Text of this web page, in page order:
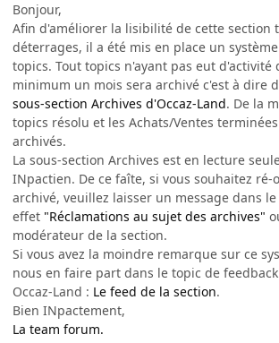
Bonjour,
Afin d'améliorer la lisibilité de cette section
déterrages, il a été mis en place un
topics. Tout topics n'ayant pas eut d'activité
minimum un mois sera archivé c'est à dire
sous-section Archives d'Occaz-Land. De la
topics résolu et les Achats/Ventes
archivés.
La sous-section Archives est en lecture
INpactien. De ce faîte, si vous souhaitez
archivé, veuillez laisser un message dans
effet "Réclamations au sujet des archives"
modérateur de la section.
Si vous avez la moindre remarque sur ce
nous en faire part dans le topic de
Occaz-Land : Le feed de la section.
Bien INpactement,
La team forum.